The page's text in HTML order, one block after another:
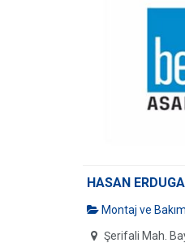
HASAN
Montaj ve
Şerifali Mah.